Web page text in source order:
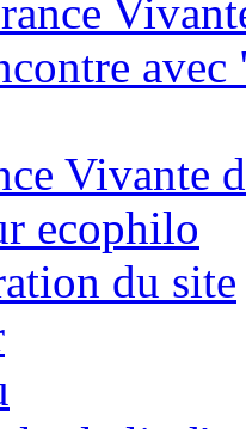
Vivante
ecophilo
du site